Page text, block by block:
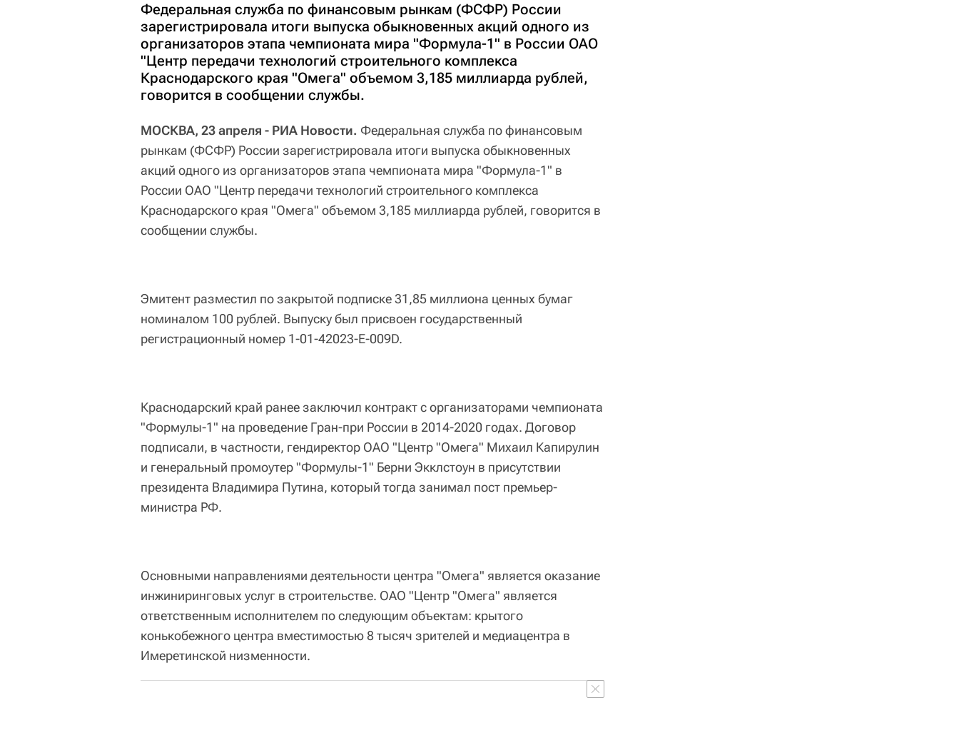
Федеральная служба по финансовым рынкам (ФСФР) России
зарегистрировала итоги выпуска обыкновенных акций одного из
организаторов этапа чемпионата мира "Формула-1" в России ОАО
"Центр передачи технологий строительного комплекса
Краснодарского края "Омега" объемом 3,185 миллиарда рублей,
говорится в сообщении службы.
МОСКВА, 23 апреля - РИА Новости. Федеральная служба по финансовым
рынкам (ФСФР) России зарегистрировала итоги выпуска обыкновенных
акций одного из организаторов этапа чемпионата мира "Формула-1" в
России ОАО "Центр передачи технологий строительного комплекса
Краснодарского края "Омега" объемом 3,185 миллиарда рублей, говорится в
сообщении службы.
Эмитент разместил по закрытой подписке 31,85 миллиона ценных бумаг
номиналом 100 рублей. Выпуску был присвоен государственный
регистрационный номер 1-01-42023-Е-009D.
Краснодарский край ранее заключил контракт с организаторами чемпионата
"Формулы-1" на проведение Гран-при России в 2014-2020 годах. Договор
подписали, в частности, гендиректор ОАО "Центр "Омега" Михаил Капирулин
и генеральный промоутер "Формулы-1" Берни Экклстоун в присутствии
президента Владимира Путина, который тогда занимал пост премьер-
министра РФ.
Основными направлениями деятельности центра "Омега" является оказание
инжиниринговых услуг в строительстве. ОАО "Центр "Омега" является
ответственным исполнителем по следующим объектам: крытого
конькобежного центра вместимостью 8 тысяч зрителей и медиацентра в
Имеретинской низменности.